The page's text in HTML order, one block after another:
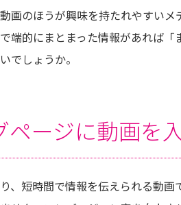
画のほうが興味を持たれやすいメ
端的にまとまった情報があれば
でしょうか。
ページに動画を
、短時間で情報を伝えられる動